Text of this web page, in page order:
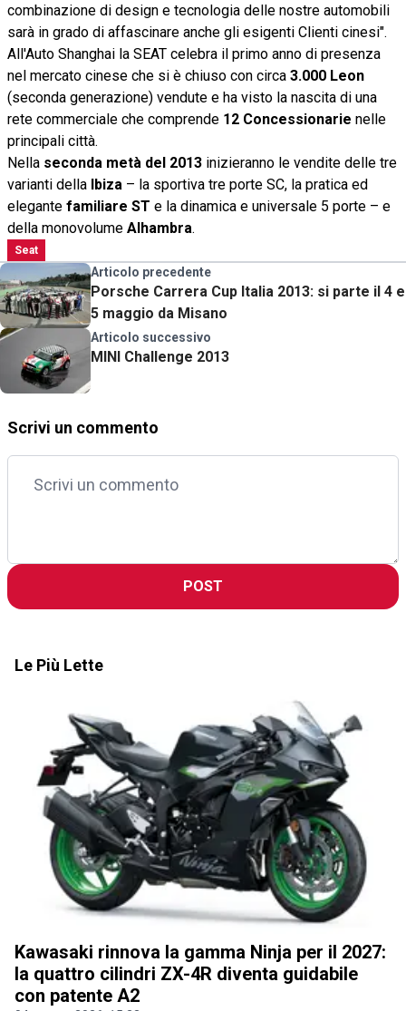
combinazione di design e tecnologia delle nostre automobili
sarà in grado di affascinare anche gli esigenti Clienti cinesi".
All'Auto Shanghai la SEAT celebra il primo anno di presenza
nel mercato cinese che si è chiuso con circa 3.000 Leon
(seconda generazione) vendute e ha visto la nascita di una
rete commerciale che comprende 12 Concessionarie nelle
principali città.
Nella seconda metà del 2013 inizieranno le vendite delle tre
varianti della Ibiza – la sportiva tre porte SC, la pratica ed
elegante familiare ST e la dinamica e universale 5 porte – e
della monovolume Alhambra.
Seat
Articolo precedente
Porsche Carrera Cup Italia 2013: si parte il 4 e
5 maggio da Misano
Articolo successivo
MINI Challenge 2013
Scrivi un commento
POST
Le Più Lette
Kawasaki rinnova la gamma Ninja per il 2027:
la quattro cilindri ZX-4R diventa guidabile
con patente A2